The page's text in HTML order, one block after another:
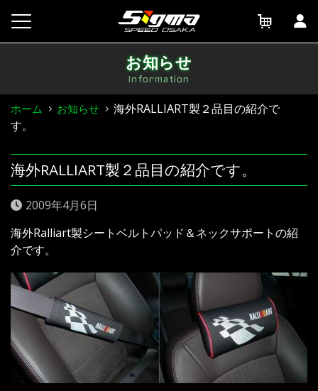
content
お知らせ
Information
ホーム お知らせ
海外RALLIART製２品目の紹介で
す。
海外RALLIART製２品目の紹介です。
2009年4月6日
海外Ralliart製シートベルトパッド＆ネックサポートの紹
介です。